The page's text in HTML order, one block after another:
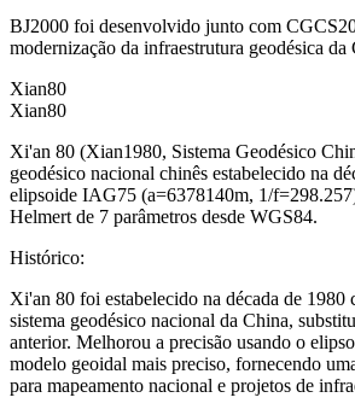
BJ2000 foi desenvolvido junto com
modernização da infraestrutura geodésica da
Xian80
Xian80
Xi'an 80 (Xian1980, Sistema Geodésico
geodésico nacional chinês estabelecido na
elipsoide IAG75 (a=6378140m, 1/
Helmert de 7 parâmetros desde WGS84.
Histórico:
Xi'an 80 foi estabelecido na década de 1980
sistema geodésico nacional da China,
anterior. Melhorou a precisão usando o
modelo geoidal mais preciso, fornecendo
para mapeamento nacional e projetos de